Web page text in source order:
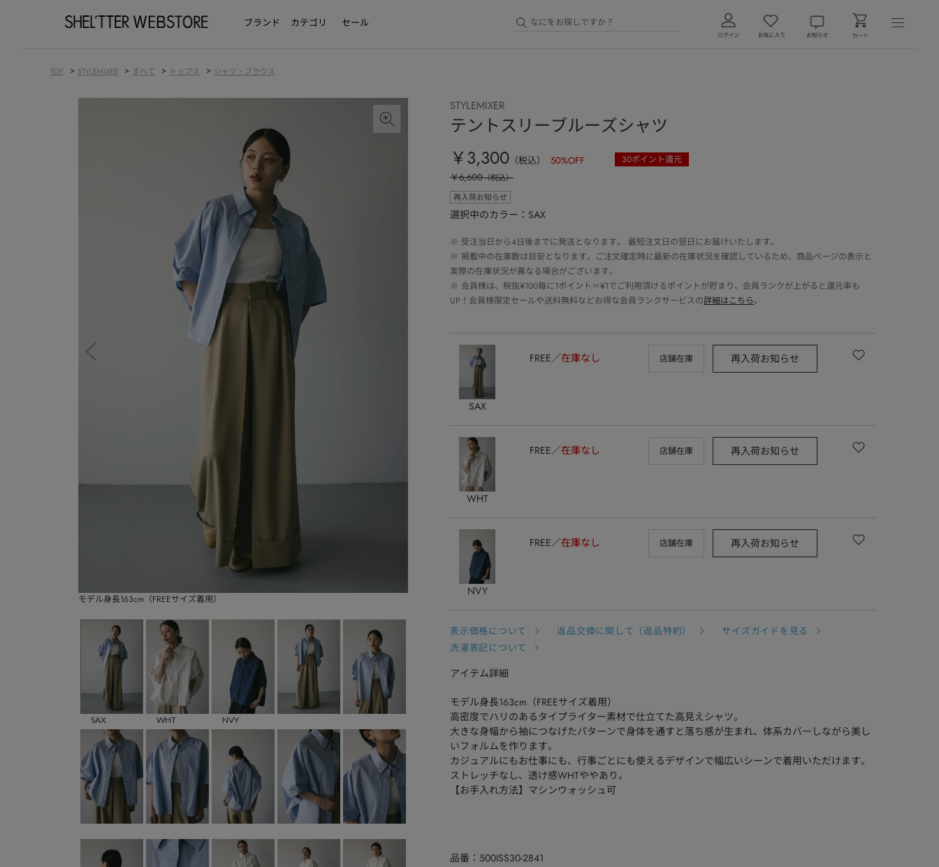
ブランド カテゴリ セール
TOP > STYLEMIXER > すべて > トップス > シャツ・ブラウス
モデル身長163cm（FREEサイズ着用）
SAX WHT NVY
STYLEMIXER
テントスリーブルーズシャツ
￥3,300 （税込） 50%OFF 30ポイント還元
￥6,600（税込）
再入荷お知らせ
選択中のカラー：SAX
※ 受注当日から4日後までに発送となります。 最短注文日の翌日にお届けいたします。
※ 掲載中の在庫数は目安となります。ご注文確定時に最新の在庫状況を確認しているため、商品ページの表示と
実際の在庫状況が異なる場合がございます。
※ 会員様は、税抜¥100毎に1ポイント＝¥1でご利用頂けるポイントが貯まり、会員ランクが上がると還元率も
UP！会員様限定セールや送料無料などお得な会員ランクサービスの詳細はこちら。
SAX
FREE 在庫なし 店舗在庫 再入荷お知らせ
WHT
FREE 在庫なし 店舗在庫 再入荷お知らせ
NVY
FREE 在庫なし 店舗在庫 再入荷お知らせ
表示価格について 返品交換に関して（返品特約）
サイズガイドを見る
洗濯表記について
アイテム詳細
モデル身長163cm（FREEサイズ着用）
高密度でハリのあるタイプライター素材で仕立てた高見えシャツ。
大きな身幅から袖につなげたパターンで身体を通すと落ち感が生まれ、体系カバーしながら美し
いフォルムを作ります。
カジュアルにもお仕事にも、行事ごとにも使えるデザインで幅広いシーンで着用いただけます。
ストレッチなし、透け感WHTややあり。
【お手入れ方法】マシンウォッシュ可
品番 500ISS30-2841